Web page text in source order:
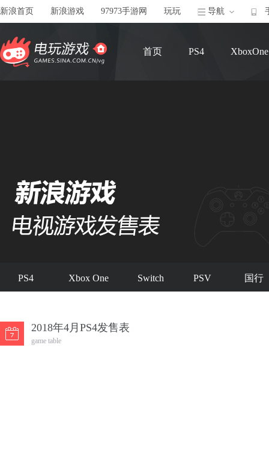
新浪首页 新浪游戏 97973手游网 玩玩 导航
首页 PS4 XboxOne
PS4 Xbox One Switch PSV 国行
2018年4月PS4发售表
game table